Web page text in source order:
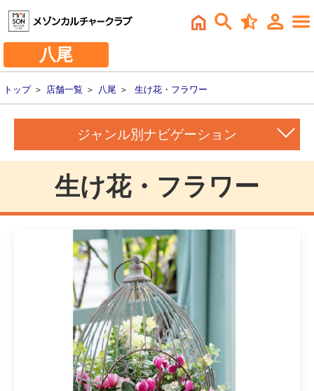
八尾
トップ＞ 店舗一覧 ＞ 八尾 ＞ 生け花・フラワー
ジャンル別ナビゲーション
生け花・フラワー